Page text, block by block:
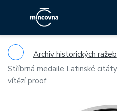
Archiv historických ražeb
Stříbrná medaile Latinské
vítězí proof